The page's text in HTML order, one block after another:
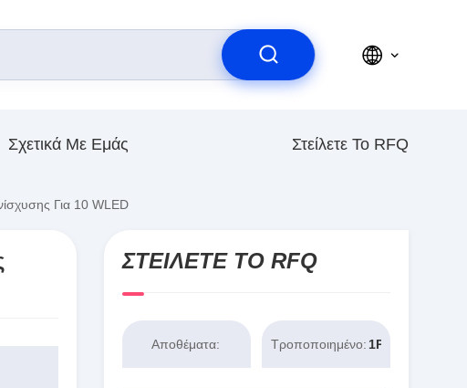
Σχετικά Με Εμάς Στείλετε Το RFQ
Για 10 WLED
ΣΤΕΊΛΕΤΕ ΤΟ RFQ
Αποθέματα: Τροποποιημένο: 1PCS